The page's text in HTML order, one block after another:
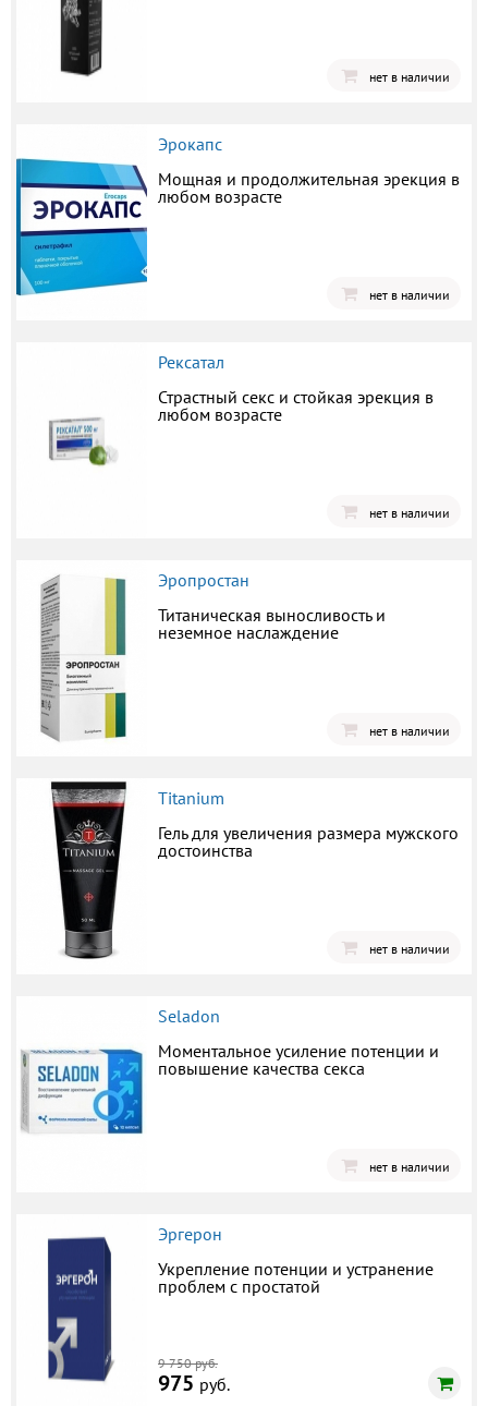
нет в наличии
Эрокапс
Мощная и продолжительная эрекция в
любом возрасте
нет в наличии
Рексатал
Страстный секс и стойкая эрекция в
любом возрасте
нет в наличии
Эропростан
Титаническая выносливость и
неземное наслаждение
нет в наличии
Titanium
Гель для увеличения размера мужского
достоинства
нет в наличии
Seladon
Моментальное усиление потенции и
повышение качества секса
нет в наличии
Эргерон
Укрепление потенции и устранение
проблем с простатой
9 750 руб.
975 руб.